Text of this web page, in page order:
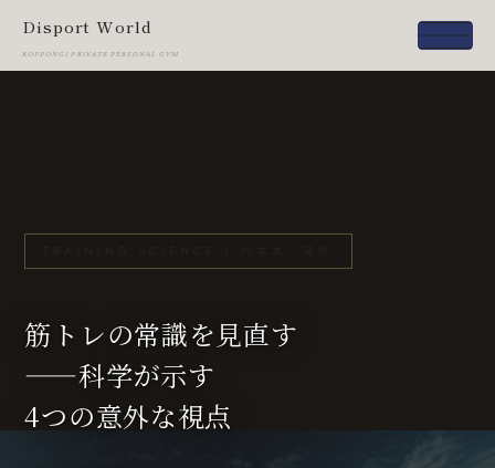
Disport World
ROPPONGI PRIVATE PERSONAL GYM
筋トレの常識を見直す
——科学が示す
4つの意外な視点